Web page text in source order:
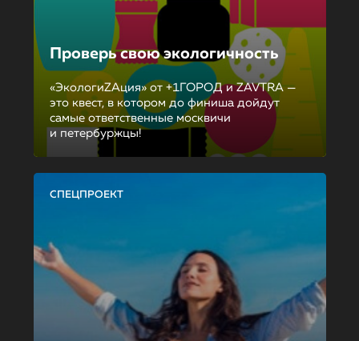
Проверь свою экологичность
«ЭкологиZAция» от +1ГОРОД и ZAVTRA —
это квест, в котором до финиша дойдут
самые ответственные москвичи
и петербуржцы!
СПЕЦПРОЕКТ